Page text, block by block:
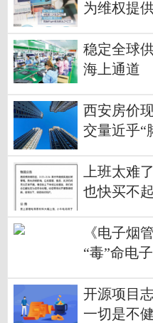
为维权提
稳定全球
海上通道
西安房价
交量近乎“
上班太难
也快买不
《电子烟
“毒”命电
开源项目
一切是不